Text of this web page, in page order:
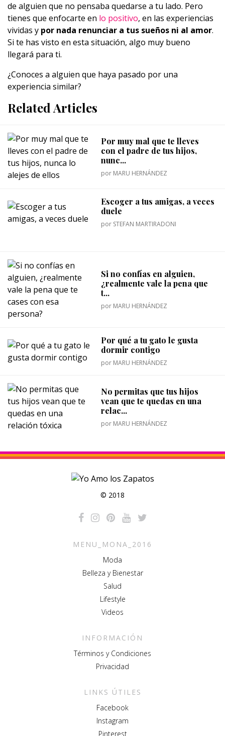
de alguien que no pensaba quedarse a tu lado. Pero
tienes que enfocarte en lo positivo, en las experiencias
vividas y por nada renunciar a tus sueños ni al amor.
Si te has visto en esta situación, algo muy bueno
llegará para ti.
¿Conoces a alguien que haya pasado por una
experiencia similar?
Related Articles
Por muy mal que te lleves
con el padre de tus hijos,
nunc...
por MARU HERNÁNDEZ
Escoger a tus amigas, a veces
duele
por STEFAN MARTIRADONI
Si no confías en alguien,
¿realmente vale la pena que
t...
por MARU HERNÁNDEZ
Por qué a tu gato le gusta
dormir contigo
por MARU HERNÁNDEZ
No permitas que tus hijos
vean que te quedas en una
relac...
por MARU HERNÁNDEZ
© 2018
MENU_MONA_2016
Moda
Belleza y Bienestar
Salud
Lifestyle
Videos
INFORMACIÓN
Términos y Condiciones
Privacidad
LINKS ÚTILES
Facebook
Instagram
Pinterest